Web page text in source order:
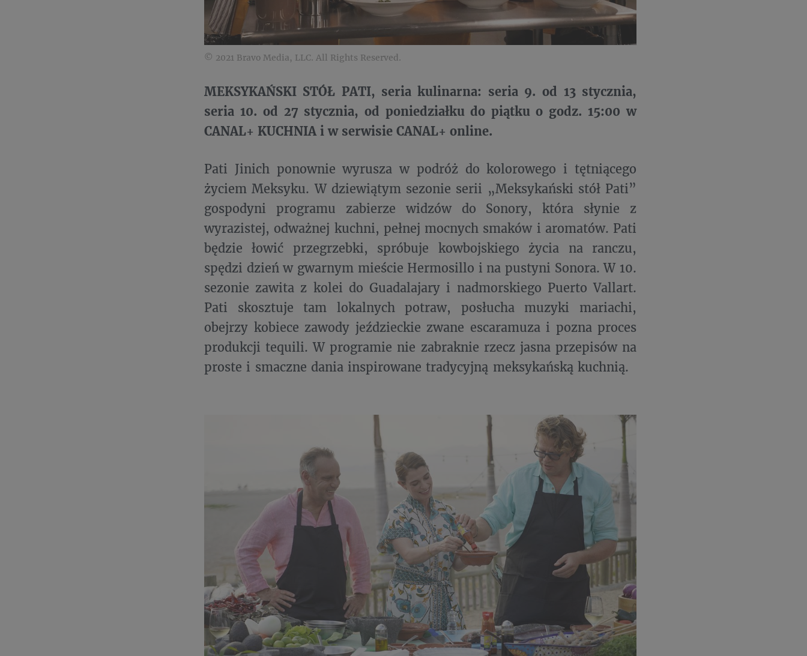
© 2021 Bravo Media, LLC. All Rights Reserved.
MEKSYKAŃSKI STÓŁ PATI, seria kulinarna: seria 9. od 13 stycznia,
seria 10. od 27 stycznia, od poniedziałku do piątku o godz. 15:00 w
CANAL+ KUCHNIA i w serwisie CANAL+ online.
Pati Jinich ponownie wyrusza w podróż do kolorowego i tętniącego
życiem Meksyku. W dziewiątym sezonie serii „Meksykański stół Pati”
gospodyni programu zabierze widzów do Sonory, która słynie z
wyrazistej, odważnej kuchni, pełnej mocnych smaków i aromatów. Pati
będzie łowić przegrzebki, spróbuje kowbojskiego życia na ranczu,
spędzi dzień w gwarnym mieście Hermosillo i na pustyni Sonora. W 10.
sezonie zawita z kolei do Guadalajary i nadmorskiego Puerto Vallart.
Pati skosztuje tam lokalnych potraw, posłucha muzyki mariachi,
obejrzy kobiece zawody jeździeckie zwane escaramuza i pozna proces
produkcji tequili. W programie nie zabraknie rzecz jasna przepisów na
proste i smaczne dania inspirowane tradycyjną meksykańską kuchnią.